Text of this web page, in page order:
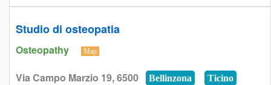
Studio di osteopatia
Osteopathy Map
Via Campo Marzio 19, 6500 Bellinzona Ticino